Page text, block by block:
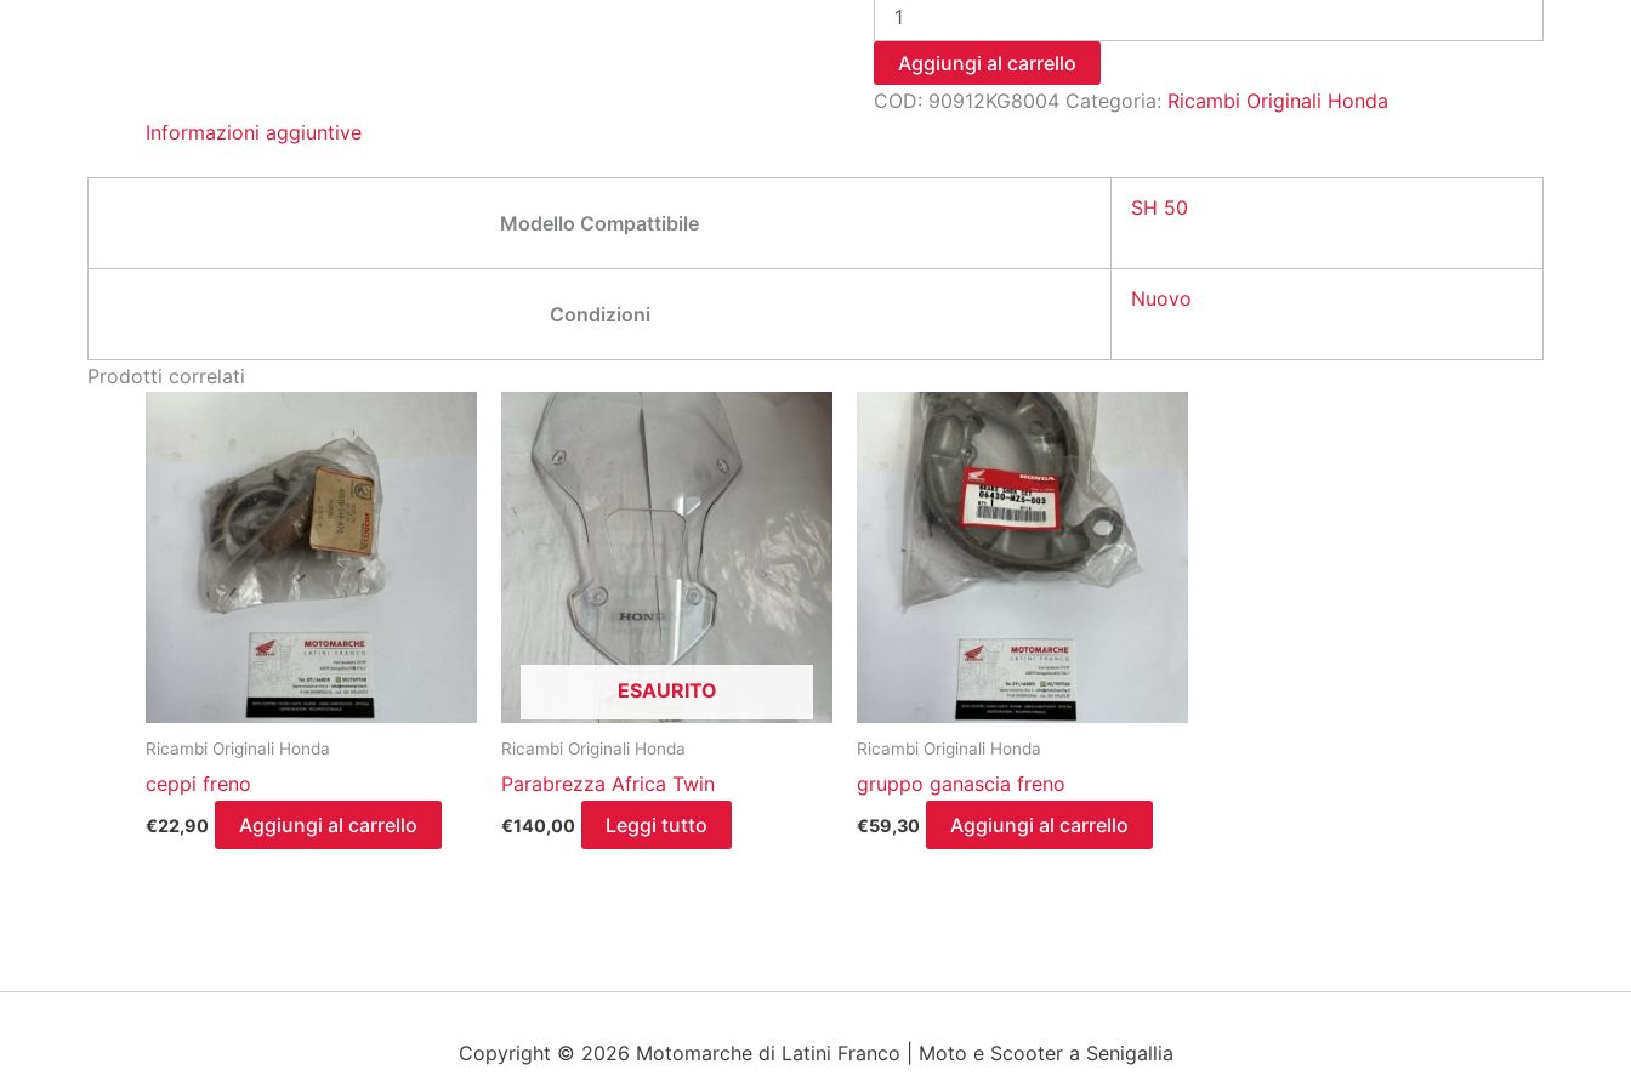
banco
6002u(na
quantità
Aggiungi al carrello
COD: 90912KG8004 Categoria: Ricambi Originali Honda
Informazioni aggiuntive
Modello Compattibile
SH 50
Condizioni
Nuovo
Prodotti correlati
Ricambi Originali Honda
ceppi freno
€22,90 Aggiungi al carrello
ESAURITO
Ricambi Originali Honda
Parabrezza Africa Twin
€140,00 Leggi tutto
Ricambi Originali Honda
gruppo ganascia freno
€59,30 Aggiungi al carrello
Copyright © 2026 Motomarche di Latini Franco | Moto e Scooter a Senigallia